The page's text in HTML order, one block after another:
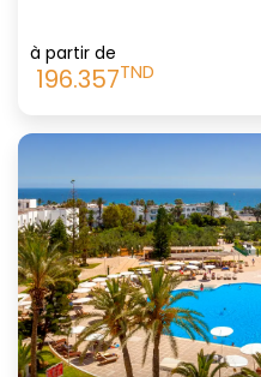
à partir de
196.357TND